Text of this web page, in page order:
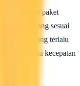
pilihan paket
internet yang sesuai
internet yang terlalu
kecepatan